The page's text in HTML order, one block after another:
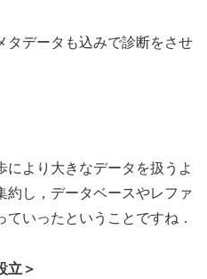
データも込みで診断をさせ
より大きなデータを扱うよ
約し，データベースやレファ
いったということですね．
立＞